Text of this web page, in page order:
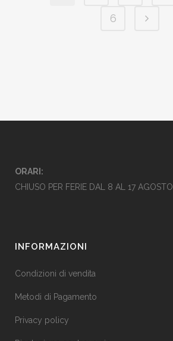
6
ORARI:
CHIUSO PER FERIE DAL 8 AL 17 AGOSTO
INFORMAZIONI
Condizioni di vendita
Metodi di Pagamento
Privacy policy